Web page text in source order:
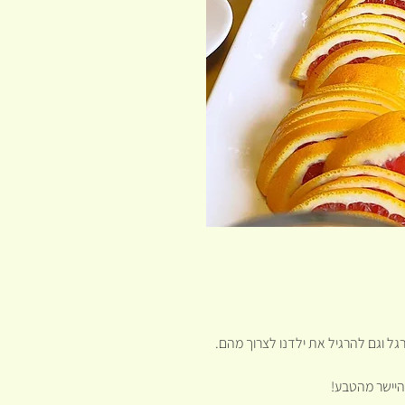
וגם להרגיל את ילדנו לצרוך מהם.
מהטבע!